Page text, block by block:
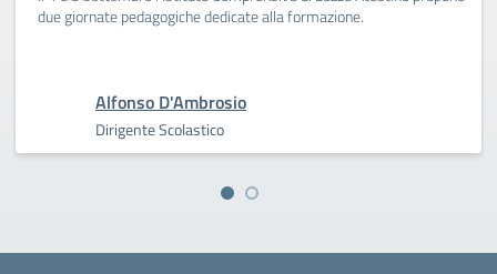
due giornate pedagogiche dedicate alla formazione.
Alfonso D'Ambrosio
Dirigente Scolastico